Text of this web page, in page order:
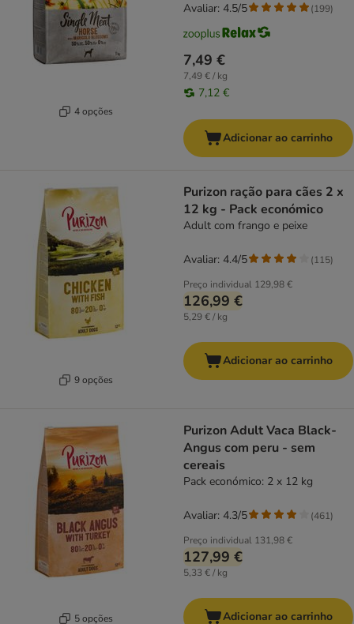
4 opções
7,49 €
7,49 € / kg
7,12 €
Avaliar: 4.5/5 (199)
Adicionar ao carrinho
9 opções
Purizon ração para cães 2 x
12 kg - Pack económico
Adult com frango e peixe
Preço individual 129,98 €
126,99 €
5,29 € / kg
Avaliar: 4.4/5 (115)
Adicionar ao carrinho
5 opções
Purizon Adult Vaca Black-
Angus com peru - sem
cereais
Pack económico: 2 x 12 kg
Preço individual 131,98 €
127,99 €
5,33 € / kg
Avaliar: 4.3/5 (461)
Adicionar ao carrinho